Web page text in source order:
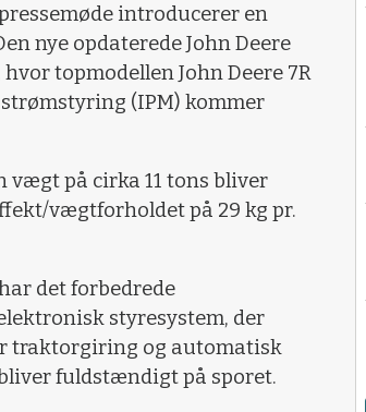
introducerer en
nye opdaterede John Deere
topmodellen John Deere 7R
(IPM) kommer
vægt på cirka 11 tons bliver
vægtforholdet på 29 kg pr.
det forbedrede
styresystem, der
traktorgiring og automatisk
fuldstændigt på sporet.